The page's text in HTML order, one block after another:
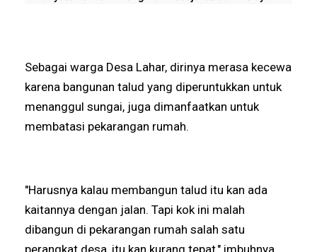
Sebagai warga Desa Lahar, dirinya merasa kecewa
karena bangunan talud yang diperuntukkan untuk
menanggul sungai, juga dimanfaatkan untuk
membatasi pekarangan rumah.
"Harusnya kalau membangun talud itu kan ada
kaitannya dengan jalan. Tapi kok ini malah
dibangun di pekarangan rumah salah satu
perangkat desa, itu kan kurang tepat," imbuhnya.